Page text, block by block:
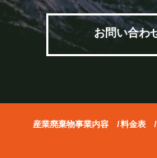
お問い合わ
産業廃棄物事業内容/料金表/